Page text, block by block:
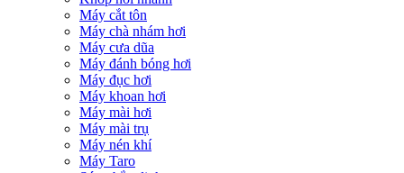
Máy cắt tôn
Máy chà nhám hơi
Máy cưa dũa
Máy đánh bóng hơi
Máy đục hơi
Máy khoan hơi
Máy mài hơi
Máy mài trụ
Máy nén khí
Máy Taro